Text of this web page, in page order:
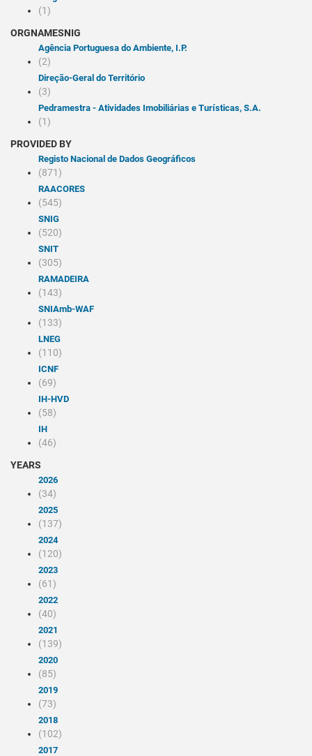
(1)
ORGNAMESNIG
Agência Portuguesa do Ambiente, I.P.
(2)
Direção-Geral do Território
(3)
Pedramestra - Atividades Imobiliárias e Turísticas, S.A.
(1)
PROVIDED BY
Registo Nacional de Dados Geográficos
(871)
RAACORES
(545)
SNIG
(520)
SNIT
(305)
RAMADEIRA
(143)
SNIAmb-WAF
(133)
LNEG
(110)
ICNF
(69)
IH-HVD
(58)
IH
(46)
YEARS
2026
(34)
2025
(137)
2024
(120)
2023
(61)
2022
(40)
2021
(139)
2020
(85)
2019
(73)
2018
(102)
2017